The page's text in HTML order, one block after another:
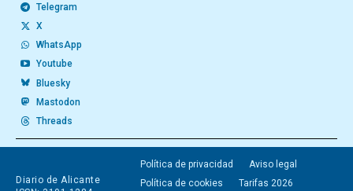
Telegram
X
WhatsApp
Youtube
Bluesky
Mastodon
Threads
Diario de Alicante
Política de privacidad
Aviso legal
Política de cookies
Tarifas 2026